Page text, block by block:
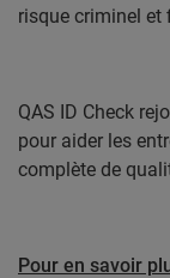
risque criminel
QAS ID Check
pour aider les
complète de
Pour en savoir